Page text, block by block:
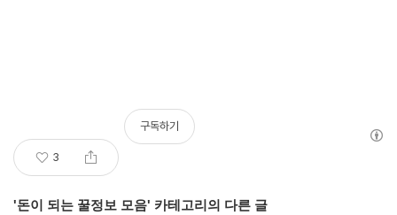
3
구독하기
'돈이 되는 꿀정보 모음' 카테고리의 다른 글